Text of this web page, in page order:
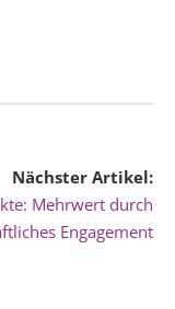
Nächster Artikel:
Mehrwert durch
Engagement